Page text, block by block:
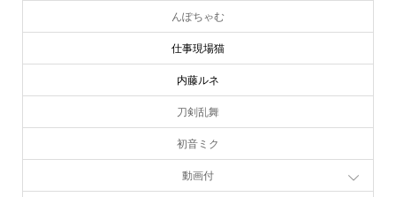
んぽちゃむ
仕事現場猫
内藤ルネ
刀剣乱舞
初音ミク
動画付